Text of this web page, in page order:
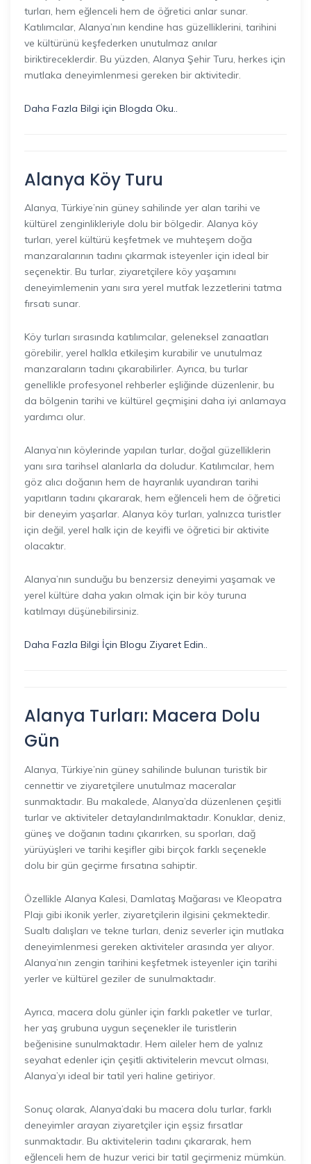
turları, hem eğlenceli hem de öğretici anlar sunar.
Katılımcılar, Alanya’nın kendine has güzelliklerini, tarihini
ve kültürünü keşfederken unutulmaz anılar
biriktireceklerdir. Bu yüzden, Alanya Şehir Turu, herkes için
mutlaka deneyimlenmesi gereken bir aktivitedir.
Daha Fazla Bilgi için Blogda Oku..
Alanya Köy Turu
Alanya, Türkiye’nin güney sahilinde yer alan tarihi ve
kültürel zenginlikleriyle dolu bir bölgedir. Alanya köy
turları, yerel kültürü keşfetmek ve muhteşem doğa
manzaralarının tadını çıkarmak isteyenler için ideal bir
seçenektir. Bu turlar, ziyaretçilere köy yaşamını
deneyimlemenin yanı sıra yerel mutfak lezzetlerini tatma
fırsatı sunar.
Köy turları sırasında katılımcılar, geleneksel zanaatları
görebilir, yerel halkla etkileşim kurabilir ve unutulmaz
manzaraların tadını çıkarabilirler. Ayrıca, bu turlar
genellikle profesyonel rehberler eşliğinde düzenlenir, bu
da bölgenin tarihi ve kültürel geçmişini daha iyi anlamaya
yardımcı olur.
Alanya’nın köylerinde yapılan turlar, doğal güzelliklerin
yanı sıra tarihsel alanlarla da doludur. Katılımcılar, hem
göz alıcı doğanın hem de hayranlık uyandıran tarihi
yapıtların tadını çıkararak, hem eğlenceli hem de öğretici
bir deneyim yaşarlar. Alanya köy turları, yalnızca turistler
için değil, yerel halk için de keyifli ve öğretici bir aktivite
olacaktır.
Alanya’nın sunduğu bu benzersiz deneyimi yaşamak ve
yerel kültüre daha yakın olmak için bir köy turuna
katılmayı düşünebilirsiniz.
Daha Fazla Bilgi İçin Blogu Ziyaret Edin..
Alanya Turları: Macera Dolu
Gün
Alanya, Türkiye’nin güney sahilinde bulunan turistik bir
cennettir ve ziyaretçilere unutulmaz maceralar
sunmaktadır. Bu makalede, Alanya’da düzenlenen çeşitli
turlar ve aktiviteler detaylandırılmaktadır. Konuklar, deniz,
güneş ve doğanın tadını çıkarırken, su sporları, dağ
yürüyüşleri ve tarihi keşifler gibi birçok farklı seçenekle
dolu bir gün geçirme fırsatına sahiptir.
Özellikle Alanya Kalesi, Damlataş Mağarası ve Kleopatra
Plajı gibi ikonik yerler, ziyaretçilerin ilgisini çekmektedir.
Sualtı dalışları ve tekne turları, deniz severler için mutlaka
deneyimlenmesi gereken aktiviteler arasında yer alıyor.
Alanya’nın zengin tarihini keşfetmek isteyenler için tarihi
yerler ve kültürel geziler de sunulmaktadır.
Ayrıca, macera dolu günler için farklı paketler ve turlar,
her yaş grubuna uygun seçenekler ile turistlerin
beğenisine sunulmaktadır. Hem aileler hem de yalnız
seyahat edenler için çeşitli aktivitelerin mevcut olması,
Alanya’yı ideal bir tatil yeri haline getiriyor.
Sonuç olarak, Alanya’daki bu macera dolu turlar, farklı
deneyimler arayan ziyaretçiler için eşsiz fırsatlar
sunmaktadır. Bu aktivitelerin tadını çıkararak, hem
eğlenceli hem de huzur verici bir tatil geçirmeniz mümkün.